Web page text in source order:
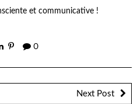
et communicative !
0
Next Post